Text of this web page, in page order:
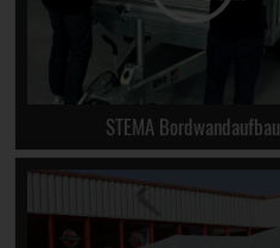
STEMA Bordwandaufbau